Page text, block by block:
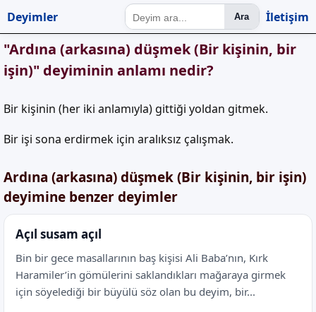
Deyimler Ara İletişim
"Ardına (arkasına) düşmek (Bir kişinin, bir
işin)" deyiminin anlamı nedir?
Bir kişinin (her iki anlamıyla) gittiği yoldan gitmek.
Bir işi sona erdirmek için aralıksız çalışmak.
Ardına (arkasına) düşmek (Bir kişinin, bir işin)
deyimine benzer deyimler
Açıl susam açıl
Bin bir gece masallarının baş kişisi Ali Baba’nın, Kırk
Haramiler’in gömülerini saklandıkları mağaraya girmek
için söyelediği bir büyülü söz olan bu deyim, bir...